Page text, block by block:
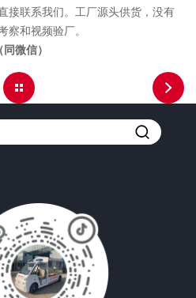
接联系我们。工厂源头供货，没有
察和视频验厂。
微信）